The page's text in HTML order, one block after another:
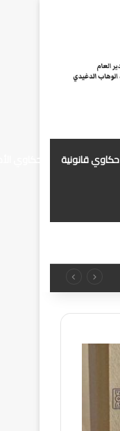
حكاوي قانونية حكاوي